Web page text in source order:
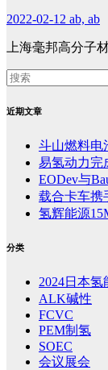
2022-02-12 ab, ab
上海毫邦高分子
近期文章
斗山燃料电
易氢动力完
EODev与
载合卡车携
氢辉能源
分类
2024日本
ALK碱性
FCVC
PEM制氢
SOEC
会议展会